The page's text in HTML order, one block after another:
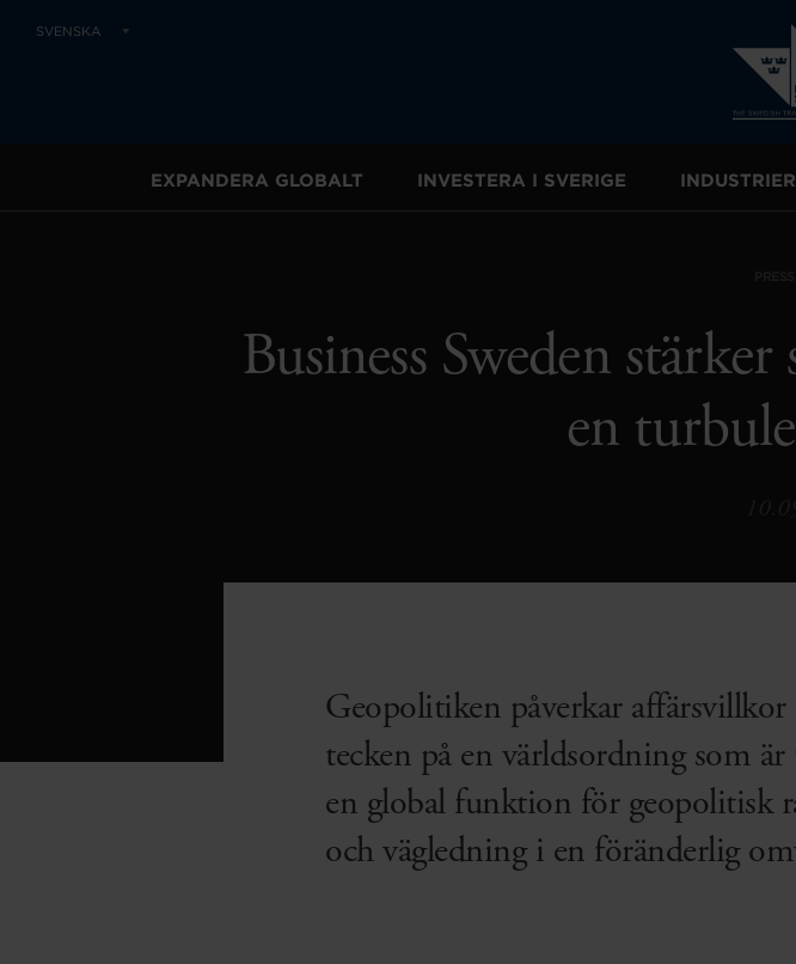
SVENSKA
EXPANDERA GLOBALT INVESTERA I SVERIGE INDUSTRIER
Business Sweden
en
Geopolitiken påverkar
tecken på en världsordning som
en global funktion för geopolitisk
och vägledning i en föränderlig